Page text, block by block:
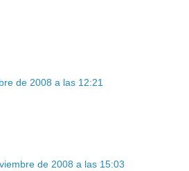
de 2008 a las 12:21
de 2008 a las 15:03